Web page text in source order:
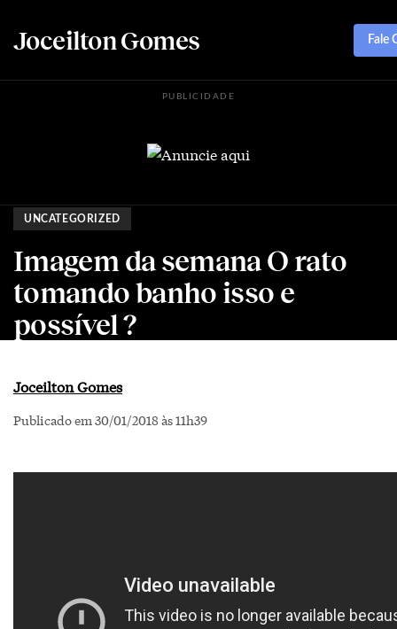
Joceilton Gomes Fale
PUBLICIDADE
UNCATEGORIZED
Imagem da semana O rato
tomando banho isso e
possível ?
Joceilton Gomes
Publicado em 30/01/2018 às 11h39